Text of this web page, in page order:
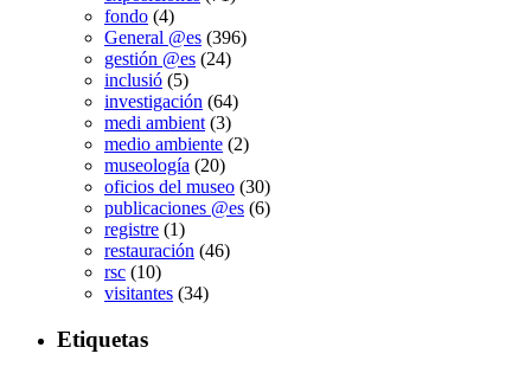
fondo (4)
General @es (396)
gestión @es (24)
inclusió (5)
investigación (64)
medi ambient (3)
medio ambiente (2)
museología (20)
oficios del museo (30)
publicaciones @es (6)
registre (1)
restauración (46)
rsc (10)
visitantes (34)
Etiquetas